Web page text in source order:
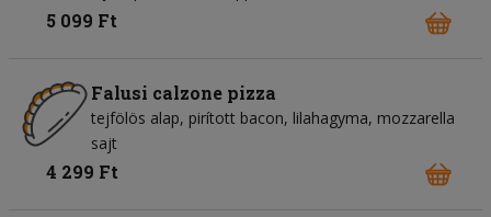
5 099 Ft
Falusi calzone pizza
tejfölös alap pirított bacon lilahagyma mozzarella
sajt
4 299 Ft